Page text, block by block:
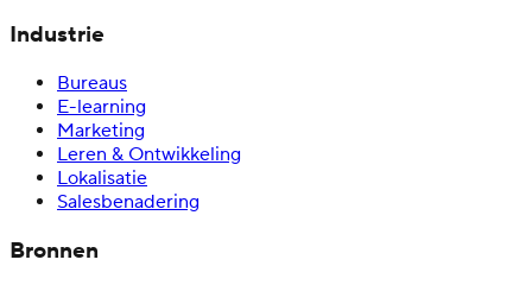
Industrie
Bureaus
E-learning
Marketing
Leren & Ontwikkeling
Lokalisatie
Salesbenadering
Bronnen